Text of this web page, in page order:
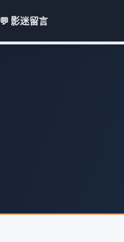
💬 影迷留言